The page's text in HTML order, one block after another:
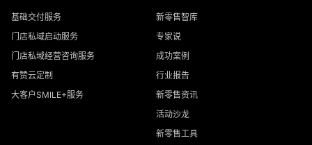
基础交付服务
门店私域启动服务
门店私域经营咨询服务
有赞云定制
大客户SMILE+服务
新零售智库
专家说
成功案例
行业报告
新零售资讯
活动沙龙
新零售工具